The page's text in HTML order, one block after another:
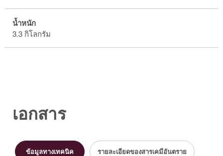
น้ำหนัก
3.3 กิโลกรัม
เอกสาร
ข้อมูลทางเทคนิค รายละเอียดของสารเคมีอันตราย